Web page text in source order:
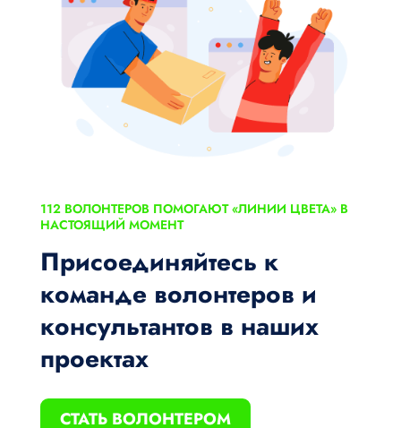
112 ВОЛОНТЕРОВ ПОМОГАЮТ «ЛИНИИ ЦВЕТА» В
НАСТОЯЩИЙ МОМЕНТ
Присоединяйтесь к
команде волонтеров и
консультантов в наших
проектах
СТАТЬ ВОЛОНТЕРОМ